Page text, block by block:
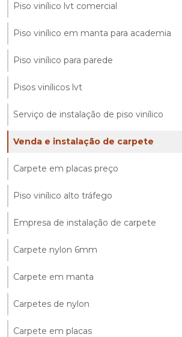
Piso vinílico lvt comercial
Piso vinílico em manta para academia
Piso vinílico para parede
Pisos vinílicos lvt
Serviço de instalação de piso vinílico
Venda e instalação de carpete
Carpete em placas preço
Piso vinílico alto tráfego
Empresa de instalação de carpete
Carpete nylon 6mm
Carpete em manta
Carpetes de nylon
Carpete em placas